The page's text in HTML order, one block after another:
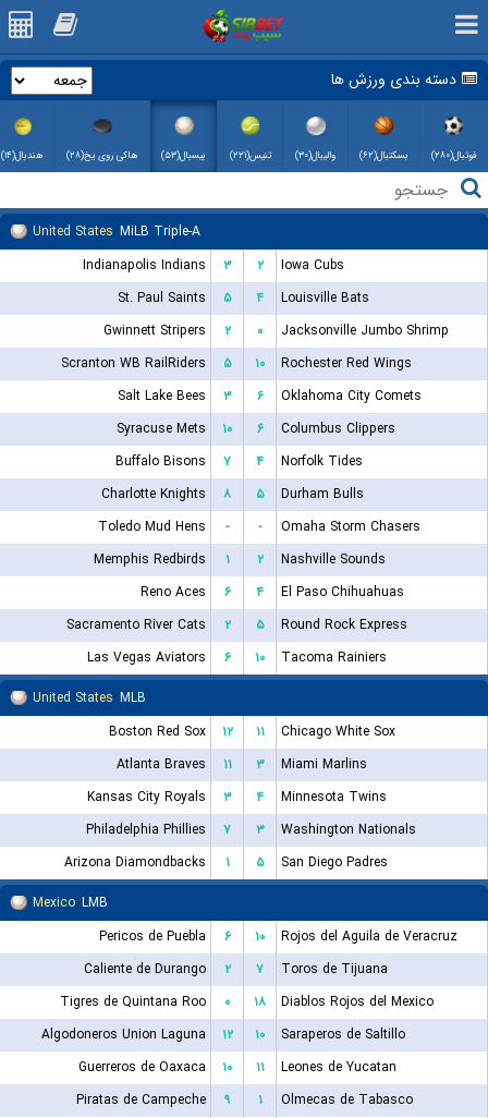
دسته بندی ورزش ها
فوتبال(۲۸۰) بسکتبال(۶۲) والیبال(۳۰) تنیس(۲۲۱) بیسبال(۵۳) هاکی روی یخ(۲۸) هندبال(۱۴)
United States MiLB Triple-A
Indianapolis Indians
۳ ۲
Iowa Cubs
St. Paul Saints
۵ ۴
Louisville Bats
Gwinnett Stripers
۲ ۰
Jacksonville Jumbo Shrimp
Scranton WB RailRiders
۵ ۱۰
Rochester Red Wings
Salt Lake Bees
۳ ۶
Oklahoma City Comets
Syracuse Mets
۱۰ ۶
Columbus Clippers
Buffalo Bisons
۷ ۴
Norfolk Tides
Charlotte Knights
۸ ۵
Durham Bulls
Toledo Mud Hens
- -
Omaha Storm Chasers
Memphis Redbirds
۱ ۲
Nashville Sounds
Reno Aces
۶ ۴
El Paso Chihuahuas
Sacramento River Cats
۲ ۵
Round Rock Express
Las Vegas Aviators
۶ ۱۰
Tacoma Rainiers
United States MLB
Boston Red Sox
۱۲ ۱۱
Chicago White Sox
Atlanta Braves
۱۱ ۳
Miami Marlins
Kansas City Royals
۳ ۴
Minnesota Twins
Philadelphia Phillies
۷ ۳
Washington Nationals
Arizona Diamondbacks
۱ ۵
San Diego Padres
Mexico LMB
Pericos de Puebla
۶ ۱۰
Rojos del Aguila de Veracruz
Caliente de Durango
۲ ۷
Toros de Tijuana
Tigres de Quintana Roo
۰ ۱۸
Diablos Rojos del Mexico
Algodoneros Union Laguna
۱۲ ۱۰
Saraperos de Saltillo
Guerreros de Oaxaca
۱۰ ۱۱
Leones de Yucatan
Piratas de Campeche
۹ ۱
Olmecas de Tabasco